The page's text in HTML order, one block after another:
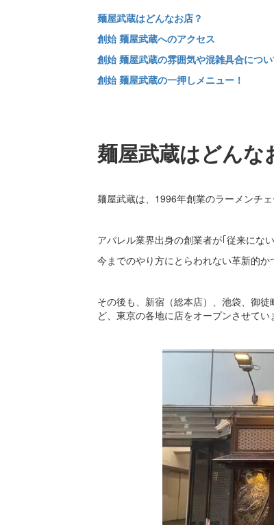
麺屋武蔵はどんなお店？
創始 麺屋武蔵へのアクセス
創始 麺屋武蔵の雰囲気や混雑具合につ
創始 麺屋武蔵の一押しメニュー！
麺屋武蔵はどんな
麺屋武蔵は、1996年創業のラーメンチェ
アパレル業界出身の創業者が｢従来にな
今までのやり方にとらわれない革新的か
その後も、新宿（総本店）、池袋、御
ど、東京の各地に店をオープンさせてい